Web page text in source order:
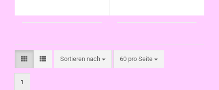
Sortieren nach
Sortieren nach 60 pro Seite
pro Seite
1